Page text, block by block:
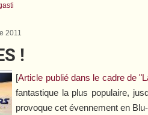
2011
!
[Article publié dans le cadre de
fantastique la plus populaire,
provoque cet évennement en